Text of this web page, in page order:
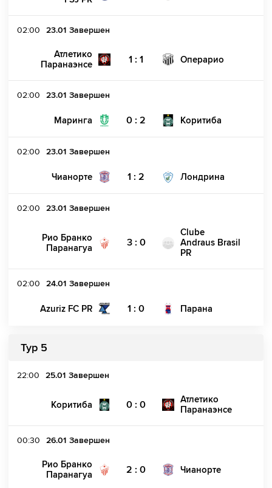
02:00 23.01 Завершен
Атлетико
Паранаэнсе
1 : 1 Операрио
02:00 23.01 Завершен
Маринга 0 : 2 Коритиба
02:00 23.01 Завершен
Чианорте 1 : 2 Лондрина
02:00 23.01 Завершен
Рио Бранко
Паранагуа
3 : 0
Clube
Andraus Brasil
PR
02:00 24.01 Завершен
Azuriz FC PR 1 : 0 Парана
Тур 5
22:00 25.01 Завершен
Коритиба 0 : 0
Атлетико
Паранаэнсе
00:30 26.01 Завершен
Рио Бранко
Паранагуа
2 : 0 Чианорте